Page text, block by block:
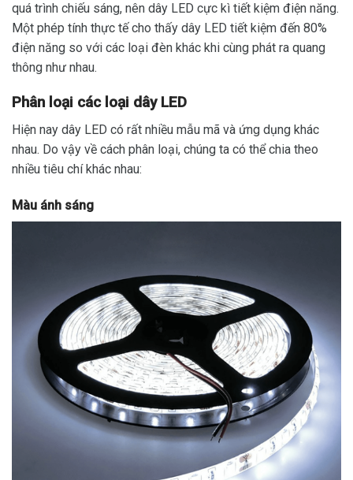
quá trình chiếu sáng, nên dây LED cực kì tiết kiệm điện năng.
Một phép tính thực tế cho thấy dây LED tiết kiệm đến 80%
điện năng so với các loại đèn khác khi cùng phát ra quang
thông như nhau.
Phân loại các loại dây LED
Hiện nay dây LED có rất nhiều mẫu mã và ứng dụng khác
nhau. Do vậy về cách phân loại, chúng ta có thể chia theo
nhiều tiêu chí khác nhau:
Màu ánh sáng